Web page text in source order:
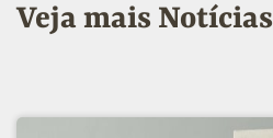
Veja mais Notícias